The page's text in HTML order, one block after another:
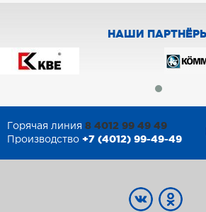
НАШИ
Горячая линия 8 4012 99 49 49
Производство +7 (4012) 99-49-49